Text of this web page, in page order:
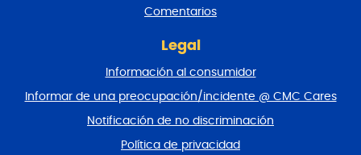
Comentarios
Legal
Información al consumidor
Informar de una preocupación/incidente @ CMC Cares
Notificación de no discriminación
Política de privacidad